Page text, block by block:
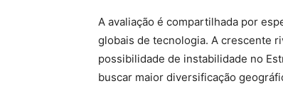
A avaliação é compartilhada por
globais de tecnologia. A crescente
possibilidade de instabilidade no
buscar maior diversificação